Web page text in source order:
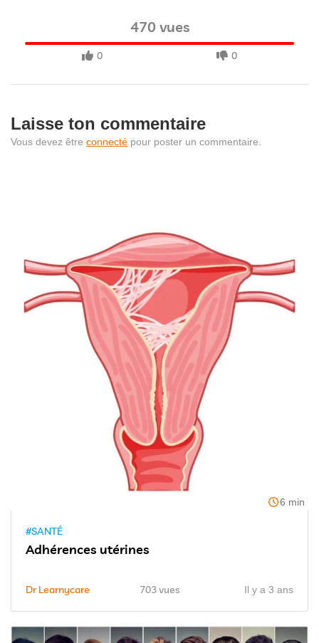
470 vues
0 0
Laisse ton commentaire
Vous devez être connecté pour poster un commentaire.
6 min
#SANTÉ
Adhérences utérines
Dr Learnycare 703 vues Il y a 3 ans